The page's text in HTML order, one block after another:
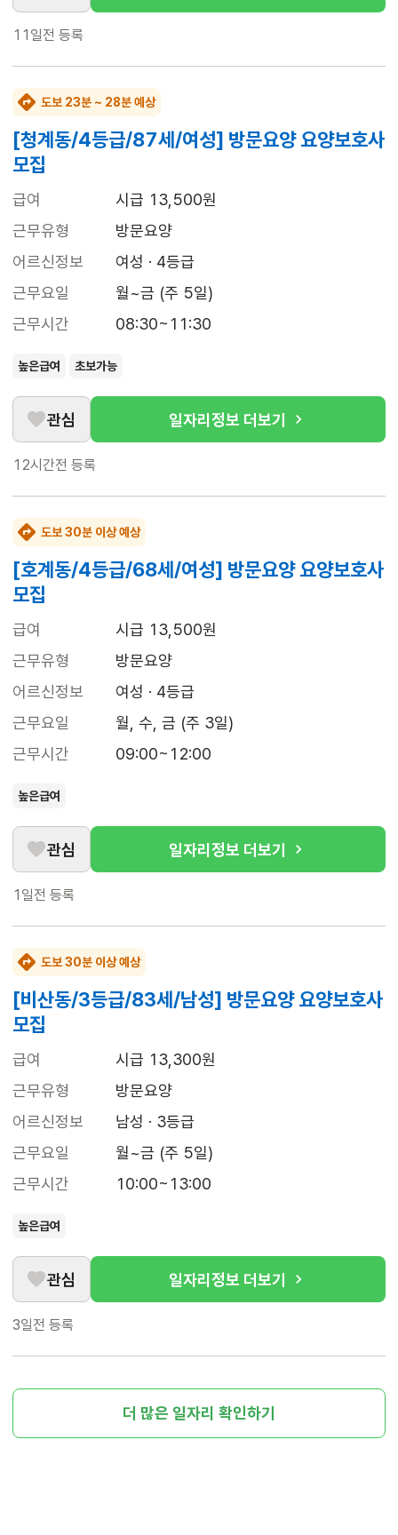
11일전 등록
도보 23분 ~ 28분 예상
[청계동/4등급/87세/여성] 방문요양 요양보호사
모집
급여
시급 13,500원
근무유형
방문요양
어르신정보
여성 · 4등급
근무요일
월~금 (주 5일)
근무시간
08:30~11:30
높은급여 초보가능
관심 일자리정보 더보기
12시간전 등록
도보 30분 이상 예상
[호계동/4등급/68세/여성] 방문요양 요양보호사
모집
급여
시급 13,500원
근무유형
방문요양
어르신정보
여성 · 4등급
근무요일
월, 수, 금 (주 3일)
근무시간
09:00~12:00
높은급여
관심 일자리정보 더보기
1일전 등록
도보 30분 이상 예상
[비산동/3등급/83세/남성] 방문요양 요양보호사
모집
급여
시급 13,300원
근무유형
방문요양
어르신정보
남성 · 3등급
근무요일
월~금 (주 5일)
근무시간
10:00~13:00
높은급여
관심 일자리정보 더보기
3일전 등록
더 많은 일자리 확인하기